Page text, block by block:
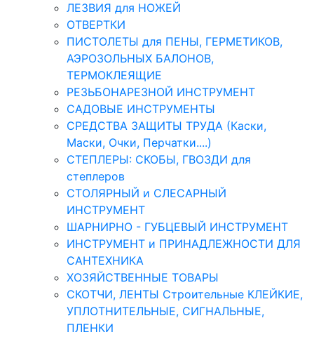
ЛЕЗВИЯ для НОЖЕЙ
ОТВЕРТКИ
ПИСТОЛЕТЫ для ПЕНЫ, ГЕРМЕТИКОВ,
АЭРОЗОЛЬНЫХ БАЛОНОВ,
ТЕРМОКЛЕЯЩИЕ
РЕЗЬБОНАРЕЗНОЙ ИНСТРУМЕНТ
САДОВЫЕ ИНСТРУМЕНТЫ
СРЕДСТВА ЗАЩИТЫ ТРУДА (Каски,
Маски, Очки, Перчатки....)
СТЕПЛЕРЫ: СКОБЫ, ГВОЗДИ для
степлеров
СТОЛЯРНЫЙ и СЛЕСАРНЫЙ
ИНСТРУМЕНТ
ШАРНИРНО - ГУБЦЕВЫЙ ИНСТРУМЕНТ
ИНСТРУМЕНТ и ПРИНАДЛЕЖНОСТИ ДЛЯ
САНТЕХНИКА
ХОЗЯЙСТВЕННЫЕ ТОВАРЫ
СКОТЧИ, ЛЕНТЫ Строительные КЛЕЙКИЕ,
УПЛОТНИТЕЛЬНЫЕ, СИГНАЛЬНЫЕ,
ПЛЕНКИ